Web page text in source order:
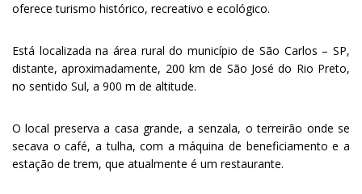
oferece turismo histórico, recreativo e ecológico.
Está localizada na área rural do município de São Carlos – SP,
distante, aproximadamente, 200 km de São José do Rio Preto,
no sentido Sul, a 900 m de altitude.
O local preserva a casa grande, a senzala, o terreirão onde se
secava o café, a tulha, com a máquina de beneficiamento e a
estação de trem, que atualmente é um restaurante.